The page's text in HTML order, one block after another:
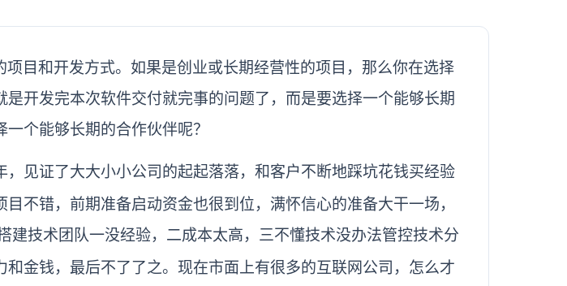
项目和开发方式。如果是创业或长期经营性的项目，那么你在选择
是开发完本次软件交付就完事的问题了，而是要选择一个能够长期
个能够长期的合作伙伴呢？
，见证了大大小小公司的起起落落，和客户不断地踩坑花钱买经验
不错，前期准备启动资金也很到位，满怀信心的准备大干一场，
建技术团队一没经验，二成本太高，三不懂技术没办法管控技术分
和金钱，最后不了了之。现在市面上有很多的互联网公司，怎么才